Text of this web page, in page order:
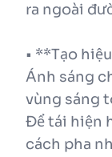
ra ngoài
• **Tạo
Ánh sáng
vùng sáng
Để tái hiện
cách pha